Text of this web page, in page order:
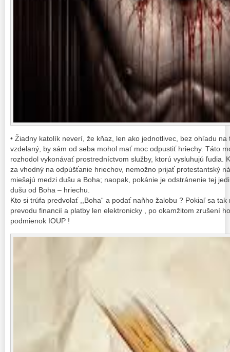
• Žiadny katolík neverí, že kňaz, len ako jednotlivec, bez ohľadu na
vzdelaný, by sám od seba mohol mať moc odpustiť hriechy. Táto
rozhodol vykonávať prostredníctvom služby, ktorú vysluhujú ľudia.
za vhodný na odpúšťanie hriechov, nemožno prijať protestantský
miešajú medzi dušu a Boha; naopak, pokánie je odstránenie tej
dušu od Boha – hriechu.
Kto si trúfa predvolať ,,Boha“ a podať naňho žalobu ? Pokiaľ sa
prevodu financií a platby len elektronicky , po okamžitom zrušení
podmienok IOUP !